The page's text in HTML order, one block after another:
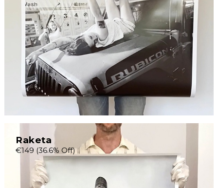
Raketa
€149 (36.6% Off)